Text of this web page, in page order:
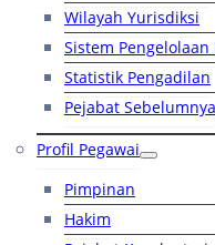
Wilayah Yurisdiksi
Sistem Pengelolaan
Statistik Pengadilan
Pejabat Sebelumnya
Profil Pegawai
Pimpinan
Hakim